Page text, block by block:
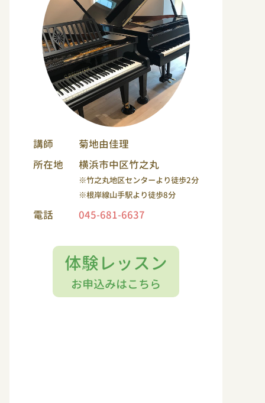
講師
菊地由佳理
所在地
横浜市中区竹之丸
※竹之丸地区センターより徒歩2分
※根岸線山手駅より徒歩8分
電話 045-681-6637
体験レッスン
お申込みはこちら